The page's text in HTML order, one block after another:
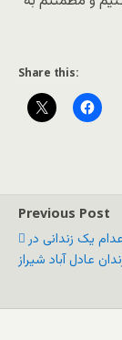
Share this:
Previous Post
یک زندانی در
عادل آباد شیراز